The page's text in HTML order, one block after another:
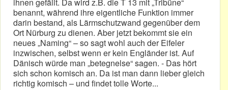
ihnen gefällt. Da wird z.B. die T 13 mit „Tribüne“
benannt, während ihre eigentliche Funktion immer
darin bestand, als Lärmschutzwand gegenüber dem
Ort Nürburg zu dienen. Aber jetzt bekommt sie ein
neues „Naming“ – so sagt wohl auch der Eifeler
inzwischen, selbst wenn er kein Engländer ist. Auf
Dänisch würde man „betegnelse“ sagen. - Das hört
sich schon komisch an. Da ist man dann lieber gleich
richtig komisch – und findet tolle Worte...